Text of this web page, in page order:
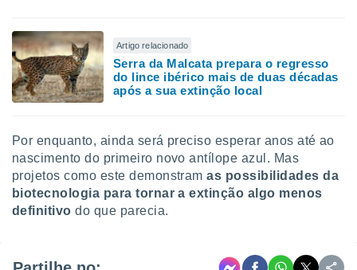
Artigo relacionado
Serra da Malcata prepara o regresso
do lince ibérico mais de duas décadas
após a sua extinção local
Por enquanto, ainda será preciso esperar anos até ao
nascimento do primeiro novo antílope azul. Mas
projetos como este demonstramas possibilidades da
biotecnologia para tornar a extinção algo menos
definitivo do que parecia.